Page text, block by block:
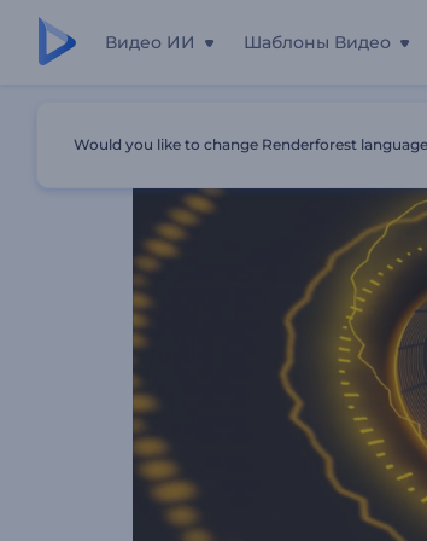
Видео ИИ Шаблоны Видео
Визуализатор
Would you like to change Renderforest